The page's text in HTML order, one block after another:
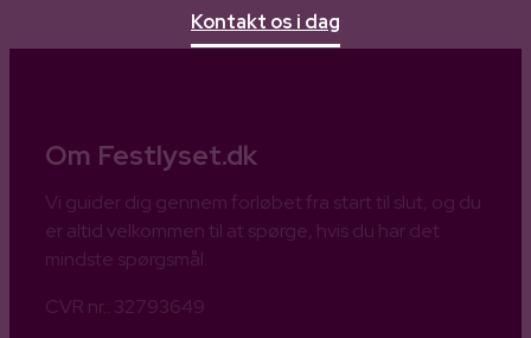
Kontakt os i dag
Om Festlyset.dk
Vi guider dig gennem forløbet fra start til slut, og du
er altid velkommen til at spørge, hvis du har det
mindste spørgsmål.
CVR nr.: 32793649